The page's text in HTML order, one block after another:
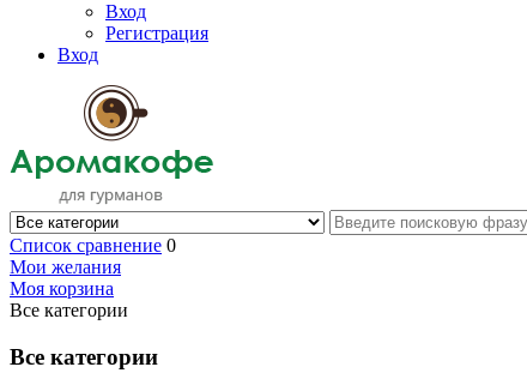
Вход
Регистрация
Вход
Список сравнение 0
Мои желания
Моя корзина
Все категории
Все категории